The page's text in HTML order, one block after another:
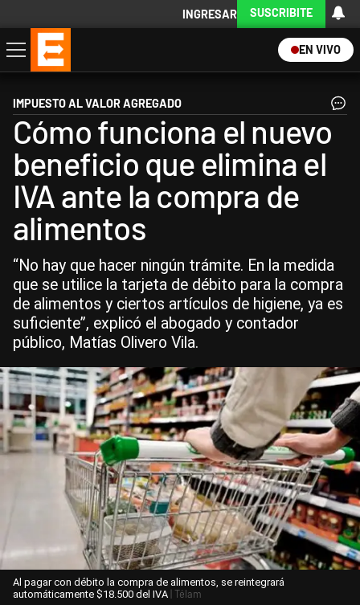
INGRESAR SUSCRIBITE
EN VIVO
Economía
Política
Internacional
Actualidad
Descargá la App
IMPUESTO AL VALOR AGREGADO
Cómo funciona el nuevo
beneficio que elimina el
IVA ante la compra de
alimentos
“No hay que hacer ningún trámite. En la medida
que se utilice la tarjeta de débito para la compra
de alimentos y ciertos artículos de higiene, ya es
suficiente”, explicó el abogado y contador
público, Matías Olivero Vila.
Al pagar con débito la compra de alimentos, se reintegrará
automáticamente $18.500 del IVA | Télam